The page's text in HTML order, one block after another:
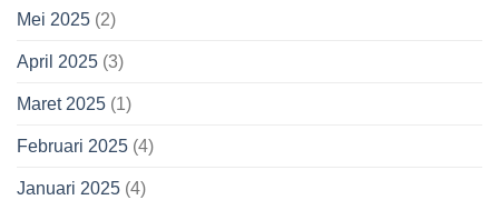
Mei 2025 (2)
April 2025 (3)
Maret 2025 (1)
Februari 2025 (4)
Januari 2025 (4)